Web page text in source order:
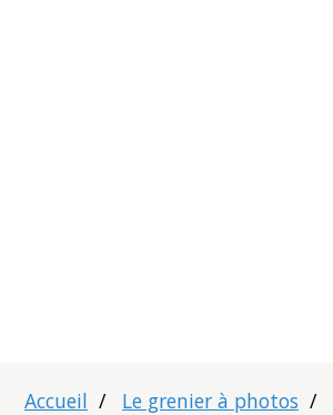
Accueil Le grenier à photos